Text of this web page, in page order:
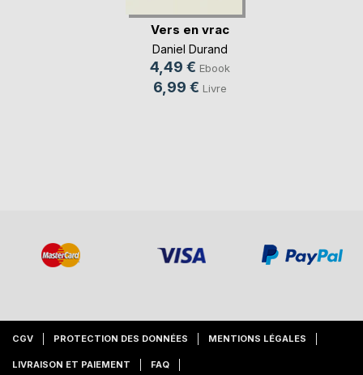
Vers en vrac
Daniel Durand
4,49 € Ebook
6,99 € Livre
CGV PROTECTION DES DONNÉES MENTIONS LÉGALES
LIVRAISON ET PAIEMENT FAQ